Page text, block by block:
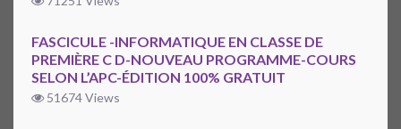
FASCICULE -INFORMATIQUE EN CLASSE DE
PREMIÈRE C D-NOUVEAU PROGRAMME-COURS
SELON L’APC-ÉDITION 100% GRATUIT
51674 Views